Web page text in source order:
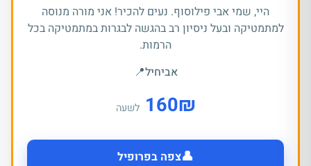
היי, שמי אבי פילוסוף. נעים להכיר! אני מורה מנוסה
למתמטיקה ובעל ניסיון רב בהגשה לבגרות במתמטיקה בכל
הרמות.
אביחיל📍
₪
160 לשעה
👤צפה בפרופיל